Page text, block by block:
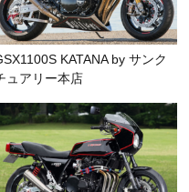
KATANA by サンク
ュアリー本店